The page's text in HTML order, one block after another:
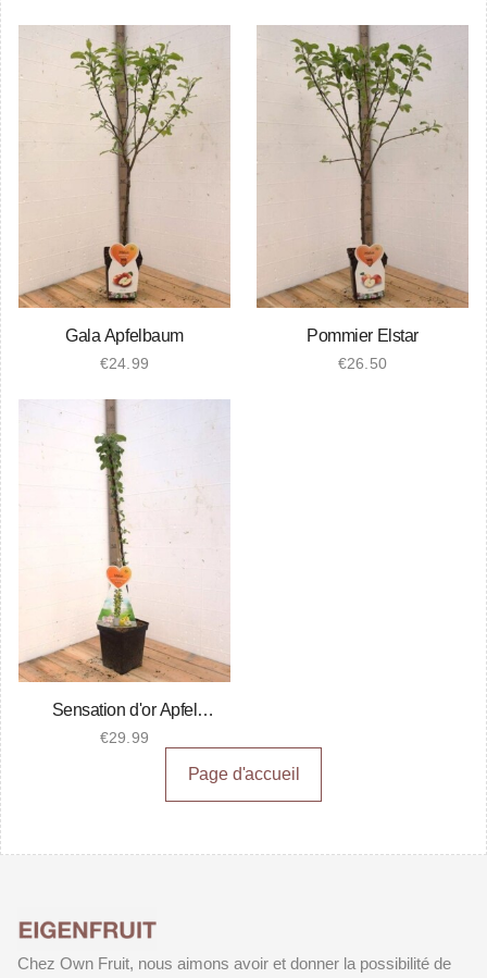
Gala Apfelbaum
€24.99
Pommier Elstar
€26.50
Sensation d'or Apfel
Säulenbaum
€29.99
Page d'accueil
Chez Own Fruit, nous aimons avoir et donner la possibilité de